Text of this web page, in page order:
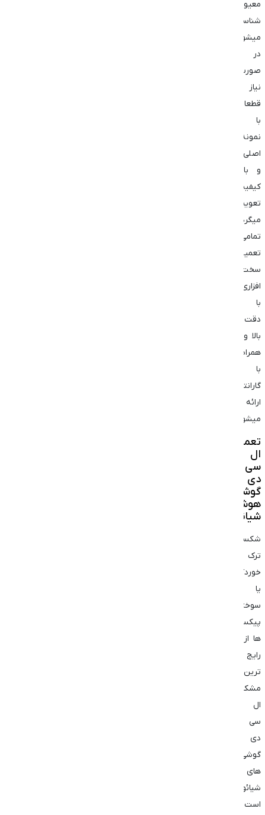
معیوب
شناسایی
میشود.
در
صورت
نیاز
قطعات
با
نمونه
اصلی
و با
کیفیت
تعویض
میگردد.
تمامی
تعمیرات
سخت
افزاری
با
دقت
بالا و
همراه
با
گارانتی
ارائه
میشود.
تعمیر
ال
سی
دی
گوشی
هوشمند
شیائومی
شکستگی
ترک
خوردگی
یا
سوختگی
پیکسل
ها از
رایج
ترین
مشکلات
ال
سی
دی
گوشی
های
شیائومی
است.